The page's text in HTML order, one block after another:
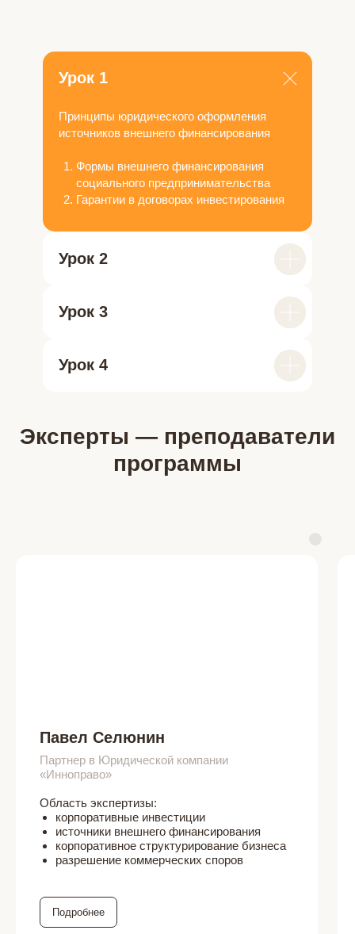
Урок 1
Принципы юридического оформления
источников внешнего финансирования
Формы внешнего финансирования
социального предпринимательства
Гарантии в договорах инвестирования
Урок 2
Урок 3
Урок 4
Эксперты — преподаватели
программы
Павел Селюнин
Партнер в Юридической компании
«Инноправо»
Область экспертизы:
корпоративные инвестиции
источники внешнего финансирования
корпоративное структурирование бизнеса
разрешение коммерческих споров
Подробнее